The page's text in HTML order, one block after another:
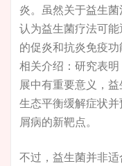
炎。虽然关于益生
认为益生菌疗法可
的促炎和抗炎免疫
相关介绍：研究表
展中有重要意义，
生态平衡缓解症状
屑病的新靶点。
不过，益生菌并非